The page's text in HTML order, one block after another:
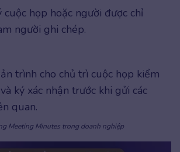
cuộc họp hoặc người được chỉ
người ghi chép.
trình cho chủ trì cuộc họp kiểm
ký xác nhận trước khi gửi các
quan.
Meeting Minutes trong doanh nghiệp